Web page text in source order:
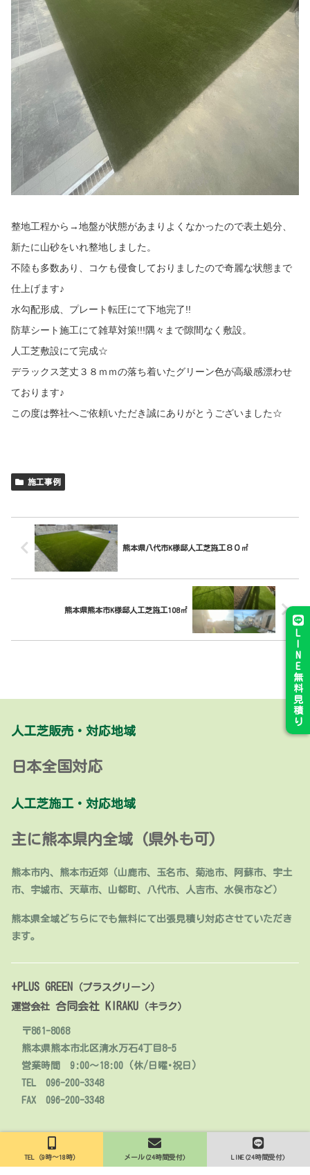
整地工程から→地盤が状態があまりよくなかったので表土処分、
新たに山砂をいれ整地しました。
不陸も多数あり、コケも侵食しておりましたので奇麗な状態まで
仕上げます♪
水勾配形成、プレート転圧にて下地完了!!
防草シート施工にて雑草対策!!!隅々まで隙間なく敷設。
人工芝敷設にて完成☆
デラックス芝丈３８ｍｍの落ち着いたグリーン色が高級感漂わせ
ております♪
この度は弊社へご依頼いただき誠にありがとうございました☆
施工事例
熊本県八代市K様邸人工芝施工８０㎡
熊本県熊本市K様邸人工芝施工108㎡
L
N
E
無
料
見
積
り
人工芝販売・対応地域
日本全国対応
人工芝施工・対応地域
主に熊本県内全域 (県外も可)
熊本市内、熊本市近郊（山鹿市、玉名市、菊池市、阿蘇市、宇土
市、宇城市、天草市、山都町、八代市、人吉市、水俣市など）
熊本県全域どちらにでも無料にて出張見積り対応させていただき
ます。
+PLUS GREEN
（プラスグリーン）
運営会社 合同会社 KIRAKU （キラク）
〒861-8068
熊本県熊本市北区清水万石4丁目8-5
営業時間 9:00～18:00 (休/日曜･祝日)
TEL 096-200-3348
FAX 096-200-3348
© 2020 人工芝販売・施工【熊本】+PLUS GREEN.
TEL（9時～18時） メール(24時間受付) LINE(24時間受付)